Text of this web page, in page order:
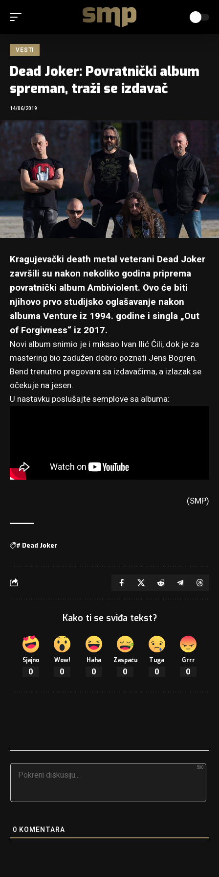
VESTI
Dead Joker: Povratnički album
spreman, traži se izdavač
14/06/2019
Kragujevački death metal veterani Dead Joker
završili su nakon nekoliko godina priprema
povratnički album Ambiviolent. Ovo će biti
njihovo prvo studijsko oglašavanje nakon
albuma Venture iz 1994. godine i singla „Out
of Forgivness“ iz 2017.
Novi album snimio je i miksao Ivan Ilić Ćili, dok je za
mastering bio zadužen dobro poznati Jens Bogren.
Bend trenutno pregovara sa izdavačima, a izlazak se
očekuje na jesen.
U nastavku poslušajte semplove sa albuma:
(SMP)
# Dead Joker
Kako ti se sviđa tekst?
Sjajno
0
Wow!
0
Haha
0
Zaspaću
0
Tuga
0
Grrr
0
500
0 KOMENTARA